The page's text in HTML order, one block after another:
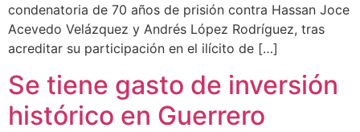
condenatoria de 70 años de prisión contra Hassan Joce
Acevedo Velázquez y Andrés López Rodríguez, tras
acreditar su participación en el ilícito de […]
Se tiene gasto de inversión
histórico en Guerrero